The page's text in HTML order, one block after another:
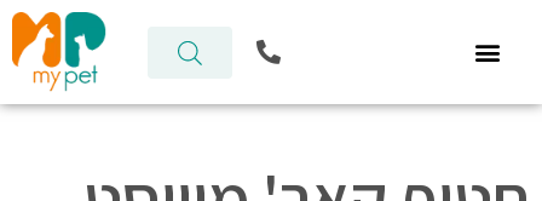
n
a